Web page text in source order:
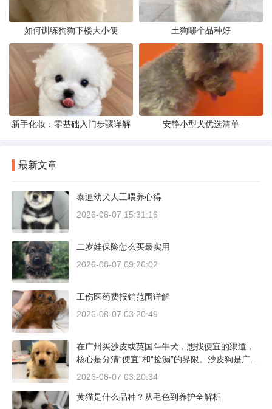
如何训练狗狗下楼大小便 土狗哪个品种好
新手化妆：零基础入门步骤详解 安静小型犬优选清单
最新文章
泰迪幼犬人工喂养心得
2026-08-07 15:31:16
二岁娃保险怎么买最实用
2026-08-07 09:26:02
工伤医药费报销范围详解
2026-08-07 03:20:49
在广州买沙皮或英国斗牛犬，想找便宜的渠道，
核心是分清“便宜”和“捡漏”的界限。沙皮狗是广东
本地犬种，价格比北方城市有优势；英国斗牛犬
方和真实价格区间。
2026-08-07 03:20:34
黄猫是什么品种？从毛色到养护全解析